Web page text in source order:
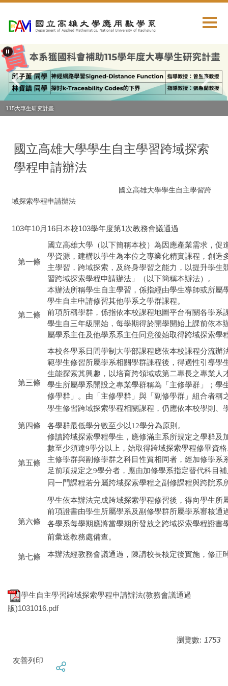
到
主
要
內
容
區
115大專生研究計畫
國立高雄大學學生自主學習跨域探索
學程申請辦法
國立高雄大學學生自主學習跨
域探索學程申請辦法
103年10月16日本校103學年度第1次教務會議通過
第一條
國立高雄大學（以下簡稱本校）為因應產業需求，促
學資源，建構以學生為本位之專業化精實課程，創造
主學習，跨域探索，及終身學習之能力，以提升學生
習跨域探索學程申請辦法」（以下簡稱本辦法）。
第二條
本辦法所稱學生自主學習，係指經由學生導師或所屬
學生自主申請修習其他學系之學群課程。
前項所稱學群，係指依本校課程地圖平台有關各學系
學生自三年級開始，每學期得於開學開始上課前依本
屬學系主任及他學系系主任同意後始取得跨域探索學
第三條
本校各學系日間學制大學部課程應依本校課程分流辦
範學生修習所屬學系相關學群課程後，得適性引導學
生能探索其興趣，以培育跨領域或第二專長之專業人
學生所屬學系開設之專業學群稱為「主修學群」；學
修學群」。由「主修學群」與「副修學群」組合者稱
學生修習跨域探索學程相關課程，仍應依本校學則、
第四條 各學群最低學分數至少以12學分為原則。
第五條
修讀跨域探索學程學生，應修滿主系所規定之學群及
數至少須達9學分以上，始取得跨域探索學程修畢資
主修學群與副修學群之科目性質相同者，經加修學系
足前項規定之9學分者，應由加修學系指定替代科目
同一門課程若分屬跨域探索學程之副修課程與跨院系
第六條
學生依本辦法完成跨域探索學程修習後，得向學生所
前項證書由學生所屬學系及副修學群所屬學系審核通
各學系每學期應將當學期所發放之跨域探索學程證書
前彙送教務處備查。
第七條 本辦法經教務會議通過，陳請校長核定後實施，修正
學生自主學習跨域探索學程申請辦法(教務會議通過
版)1031016.pdf
瀏覽數: 1753
友善列印